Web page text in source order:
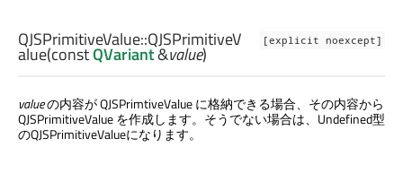
[explicit noexcept]
QJSPrimitiveValue::QJSPrimitiveV
alue(constQVariant&value)
valueの内容が QJSPrimtiveValue に格納できる場合、その内容から
QJSPrimitiveValue を作成します。そうでない場合は、Undefined型
のQJSPrimitiveValueになります。